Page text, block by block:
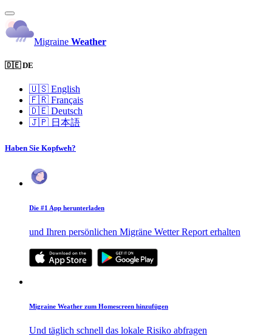
Migraine Weather
🇩🇪 DE
🇺🇸 English
🇫🇷 Français
🇩🇪 Deutsch
🇯🇵 日本語
Haben Sie Kopfweh?
Die #1 App herunterladen
und Ihren persönlichen Migräne Wetter Report erhalten
Migraine Weather zum Homescreen hinzufügen
Und täglich schnell das lokale Risiko abfragen